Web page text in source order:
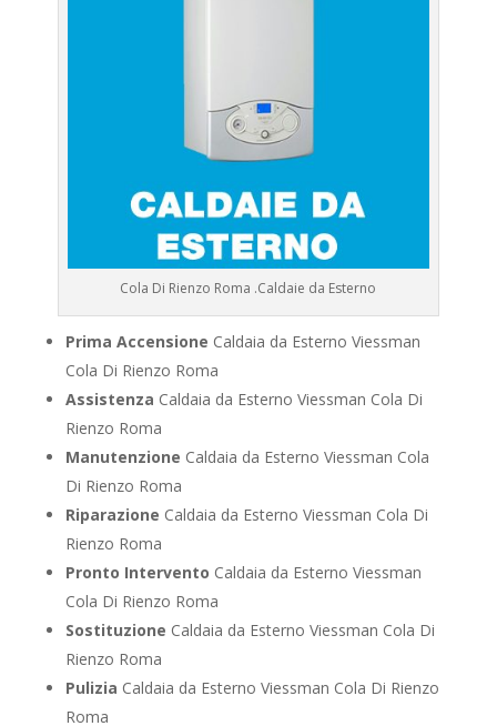
Cola Di Rienzo Roma .Caldaie da Esterno
Prima Accensione Caldaia da Esterno Viessman
Cola Di Rienzo Roma
Assistenza Caldaia da Esterno Viessman Cola Di
Rienzo Roma
Manutenzione Caldaia da Esterno Viessman Cola
Di Rienzo Roma
Riparazione Caldaia da Esterno Viessman Cola Di
Rienzo Roma
Pronto Intervento Caldaia da Esterno Viessman
Cola Di Rienzo Roma
Sostituzione Caldaia da Esterno Viessman Cola Di
Rienzo Roma
Pulizia Caldaia da Esterno Viessman Cola Di Rienzo
Roma